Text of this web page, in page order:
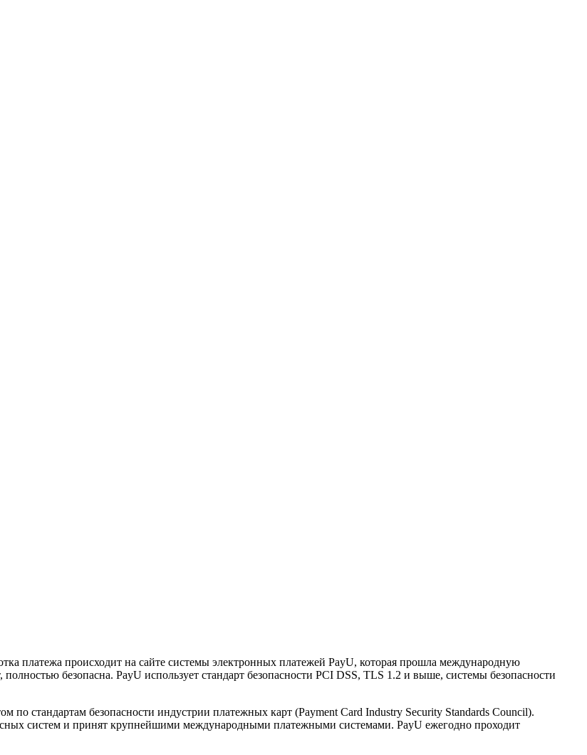
платежа происходит на сайте системы электронных платежей PayU, которая прошла международную
безопасна. PayU использует стандарт безопасности PCI DSS, TLS 1.2 и выше, системы безопасности
стандартам безопасности индустрии платежных карт (Payment Card Industry Security Standards Council).
систем и принят крупнейшими международными платежными системами. PayU ежегодно проходит